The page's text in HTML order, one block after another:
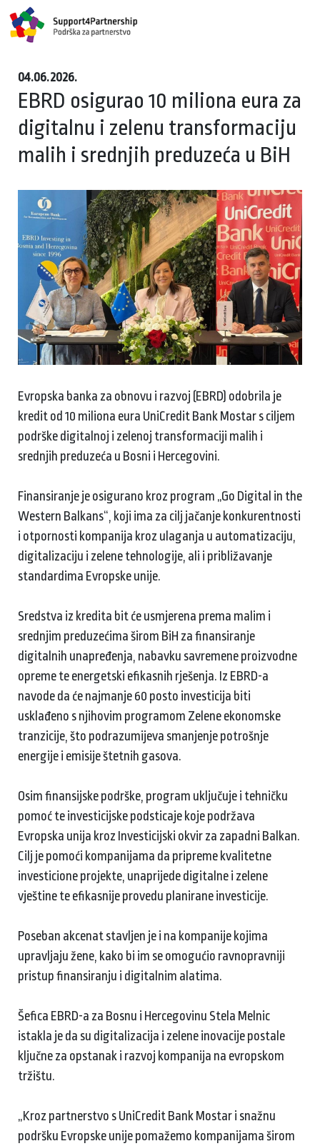
04.06.2026.
EBRD osigurao 10 miliona eura za
digitalnu i zelenu transformaciju
malih i srednjih preduzeća u BiH
Evropska banka za obnovu i razvoj (EBRD) odobrila je
kredit od 10 miliona eura UniCredit Bank Mostar s ciljem
podrške digitalnoj i zelenoj transformaciji malih i
srednjih preduzeća u Bosni i Hercegovini.
Finansiranje je osigurano kroz program „Go Digital in the
Western Balkans“, koji ima za cilj jačanje konkurentnosti
i otpornosti kompanija kroz ulaganja u automatizaciju,
digitalizaciju i zelene tehnologije, ali i približavanje
standardima Evropske unije.
Sredstva iz kredita bit će usmjerena prema malim i
srednjim preduzećima širom BiH za finansiranje
digitalnih unapređenja, nabavku savremene proizvodne
opreme te energetski efikasnih rješenja. Iz EBRD-a
navode da će najmanje 60 posto investicija biti
usklađeno s njihovim programom Zelene ekonomske
tranzicije, što podrazumijeva smanjenje potrošnje
energije i emisije štetnih gasova.
Osim finansijske podrške, program uključuje i tehničku
pomoć te investicijske podsticaje koje podržava
Evropska unija kroz Investicijski okvir za zapadni Balkan.
Cilj je pomoći kompanijama da pripreme kvalitetne
investicione projekte, unaprijede digitalne i zelene
vještine te efikasnije provedu planirane investicije.
Poseban akcenat stavljen je i na kompanije kojima
upravljaju žene, kako bi im se omogućio ravnopravniji
pristup finansiranju i digitalnim alatima.
Šefica EBRD-a za Bosnu i Hercegovinu Stela Melnic
istakla je da su digitalizacija i zelene inovacije postale
ključne za opstanak i razvoj kompanija na evropskom
tržištu.
„Kroz partnerstvo s UniCredit Bank Mostar i snažnu
podršku Evropske unije pomažemo kompanijama širom